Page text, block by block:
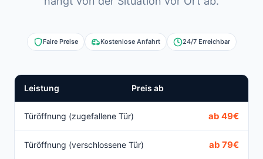
Faire Preise Kostenlose Anfahrt 24/7 Erreichbar
Leistung Preis ab
Türöffnung (zugefallene Tür) ab 49€
Türöffnung (verschlossene Tür) ab 79€